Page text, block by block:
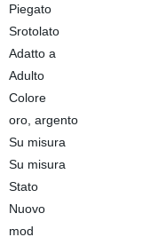
Piegato
Srotolato
Adatto a
Adulto
Colore
oro, argento
Su misura
Su misura
Stato
Nuovo
mod